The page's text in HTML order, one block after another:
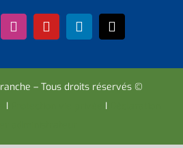
– Tous droits réservés ©
I I